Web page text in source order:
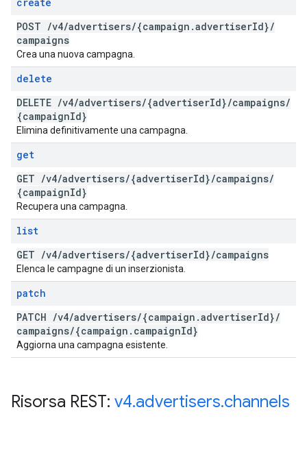
POST /v4/advertisers/{campaign .advertiserId}/
campaigns
Crea una nuova campagna.
delete
DELETE /v4/advertisers/{advertiserId}/campaigns/
{campaignId}
Elimina definitivamente una campagna.
get
GET /v4/advertisers/{advertiserId}/campaigns/
{campaignId}
Recupera una campagna.
list
GET /v4/advertisers/{advertiserId}/campaigns
Elenca le campagne di un inserzionista.
patch
PATCH /v4/advertisers/{campaign .advertiserId}/
campaigns/{campaign . campaignId}
Aggiorna una campagna esistente.
Risorsa REST: v4.advertisers.channels